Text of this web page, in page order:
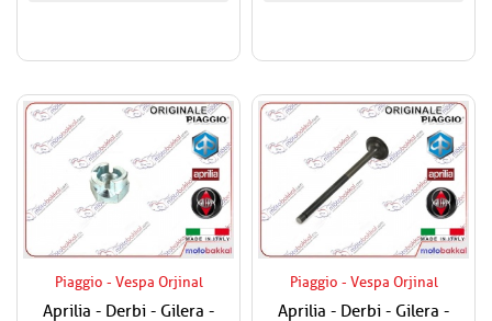
Piaggio - Vespa Orjinal
Aprilia - Derbi - Gilera -
Piaggio - Vespa Orjinal
Aprilia - Derbi - Gilera -